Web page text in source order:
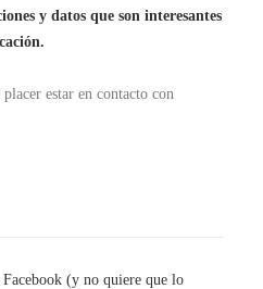
y datos que son interesantes
estar en contacto con
(y no quiere que lo